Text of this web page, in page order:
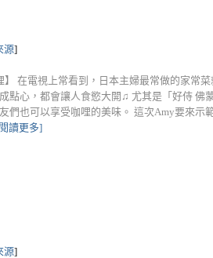
源]
】 在電視上常看到，日本主婦最常做的家常
點心，都會讓人食慾大開♫ 尤其是「好侍 佛
們也可以享受咖哩的美味。 這次Amy要來示
讀更多]
源]